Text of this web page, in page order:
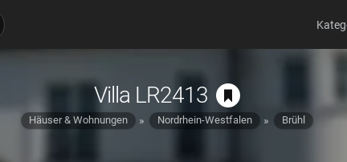
Villa LR2413
Häuser & Wohnungen Nordrhein-Westfalen Brühl